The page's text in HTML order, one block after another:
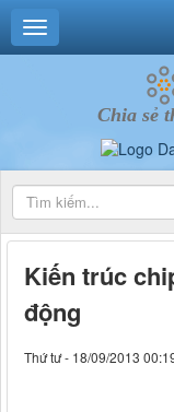
Chia sẻ
Kiến trúc
động
Thứ tư - 18/09/2013